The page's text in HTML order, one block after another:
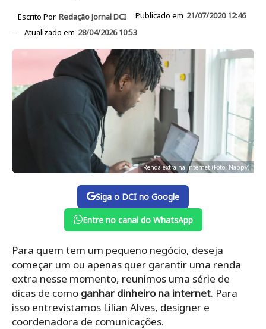
Escrito Por Redação Jornal DCI Publicado em 21/07/2020 12:46
Atualizado em 28/04/2026 10:53
Renda extra na internet (Foto: Nappy)
Siga o DCI no Google
Entre no canal do WhatsApp
Para quem tem um pequeno negócio, deseja
começar um ou apenas quer garantir uma renda
extra nesse momento, reunimos uma série de
dicas de como ganhar dinheiro na internet. Para
isso entrevistamos Lilian Alves, designer e
coordenadora de comunicações.